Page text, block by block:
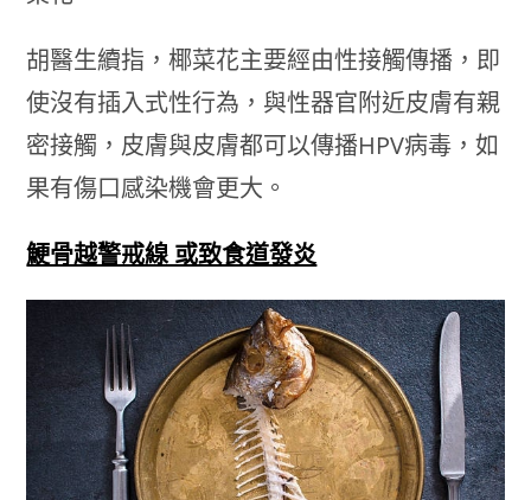
胡醫生續指，椰菜花主要經由性接觸傳播，即
使沒有插入式性行為，與性器官附近皮膚有親
密接觸，皮膚與皮膚都可以傳播HPV病毒，如
果有傷口感染機會更大。
鯁骨越警戒線 或致食道發炎